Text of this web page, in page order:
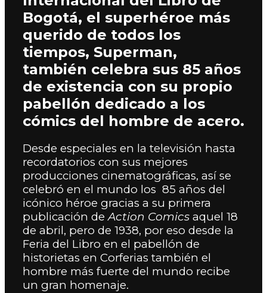
Bogotá, el superhéroe más
querido de todos los
tiempos, Superman,
también celebra sus 85 años
de existencia con su propio
pabellón dedicado a los
cómics del hombre de acero.
Desde especiales en la televisión hasta
recordatorios con sus mejores
producciones cinematográficas, así se
celebró en el mundo los 85 años del
icónico héroe gracias a su primera
publicación deAction Comics aquel 18
de abril, pero de 1938, por eso desde la
Feria del Libro en el pabellón de
historietas en Corferias también el
hombre más fuerte del mundo recibe
un gran homenaje.